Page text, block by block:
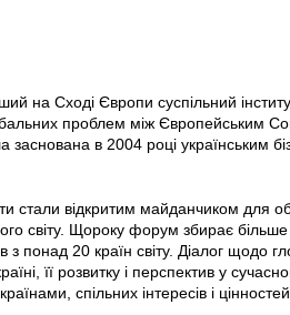
на Сході Європи суспільний
проблем між Європейським
в 2004 році українським
стали відкритим майданчиком для
світу. Щороку форум збирає більше
з понад 20 країн світу. Діалог щодо
її розвитку і перспектив у
спільних інтересів і цінностей.